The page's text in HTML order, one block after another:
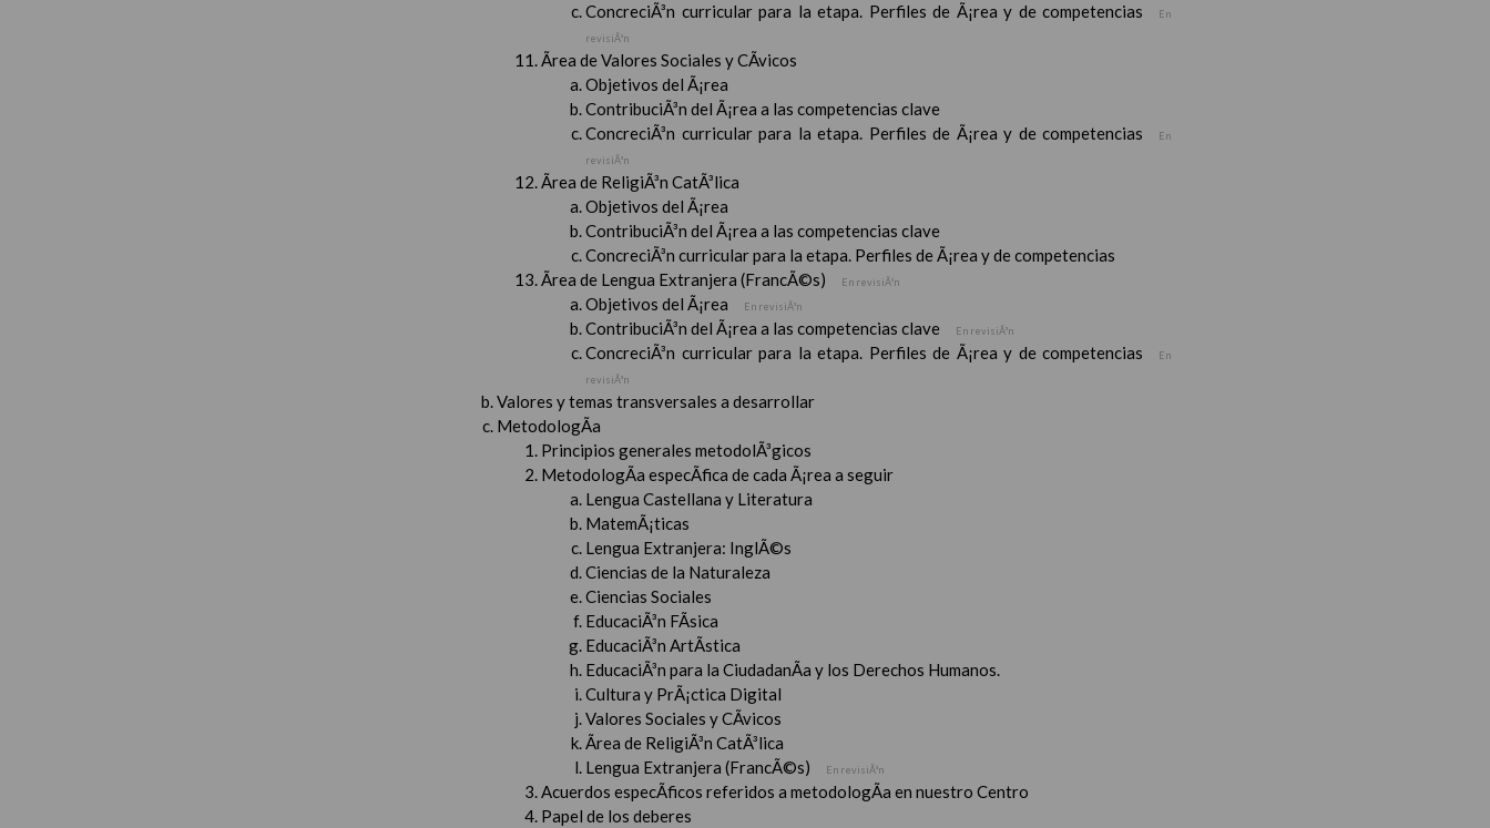
ConcreciÃ³n curricular para la etapa. Perfiles de Ã¡rea y de competencias
En
revisiÃ³n
Ãrea de Valores Sociales y CÃ­vicos
Objetivos del Ã¡rea
ContribuciÃ³n del Ã¡rea a las competencias clave
ConcreciÃ³n curricular para la etapa. Perfiles de Ã¡rea y de competencias
En
revisiÃ³n
Ãrea de ReligiÃ³n CatÃ³lica
Objetivos del Ã¡rea
ContribuciÃ³n del Ã¡rea a las competencias clave
ConcreciÃ³n curricular para la etapa. Perfiles de Ã¡rea y de competencias
Ãrea de Lengua Extranjera (FrancÃ©s)
En revisiÃ³n
Objetivos del Ã¡rea En revisiÃ³n
ContribuciÃ³n del Ã¡rea a las competencias clave En revisiÃ³n
ConcreciÃ³n curricular para la etapa. Perfiles de Ã¡rea y de competencias
En
revisiÃ³n
Valores y temas transversales a desarrollar
MetodologÃ­a
Principios generales metodolÃ³gicos
MetodologÃ­a especÃ­fica de cada Ã¡rea a seguir
Lengua Castellana y Literatura
MatemÃ¡ticas
Lengua Extranjera: InglÃ©s
Ciencias de la Naturaleza
Ciencias Sociales
EducaciÃ³n FÃ­sica
EducaciÃ³n ArtÃ­stica
EducaciÃ³n para la CiudadanÃ­a y los Derechos Humanos.
Cultura y PrÃ¡ctica Digital
Valores Sociales y CÃ­vicos
Ãrea de ReligiÃ³n CatÃ³lica
Lengua Extranjera (FrancÃ©s)
En revisiÃ³n
Acuerdos especÃ­ficos referidos a metodologÃ­a en nuestro Centro
Papel de los deberes